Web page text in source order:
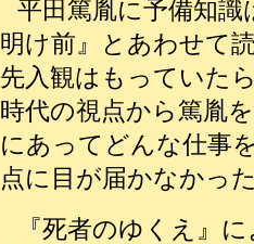
平田篤胤に予備知
明け前』とあわせて
先入観はもっていた
時代の視点から篤胤
にあってどんな仕事
点に目が届かなかっ
『死者のゆくえ』